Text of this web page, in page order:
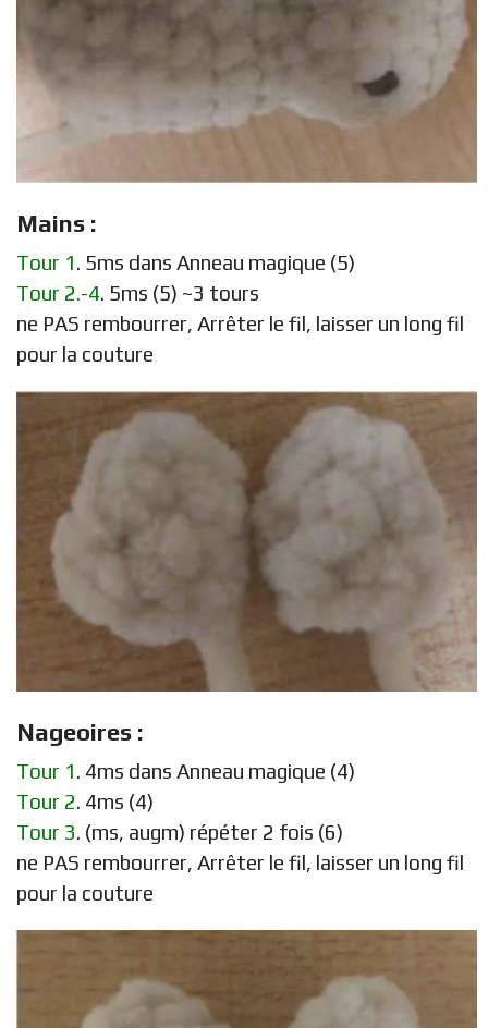
Mains :
Tour 1. 5ms dans Anneau magique (5)
Tour 2.-4. 5ms (5) ~3 tours
ne PAS rembourrer, Arrêter le fil, laisser un long fil
pour la couture
Nageoires :
Tour 1. 4ms dans Anneau magique (4)
Tour 2. 4ms (4)
Tour 3. (ms, augm) répéter 2 fois (6)
ne PAS rembourrer, Arrêter le fil, laisser un long fil
pour la couture